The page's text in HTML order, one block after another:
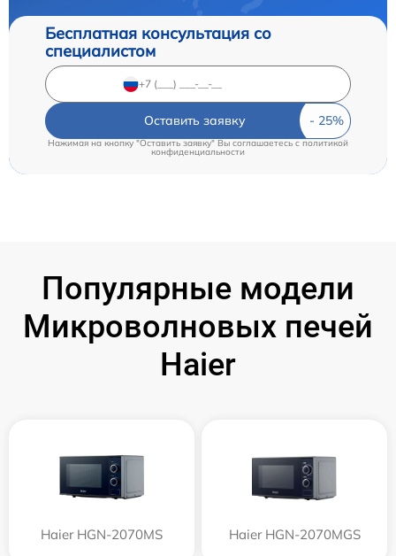
Бесплатная консультация со
специалистом
Оставить заявку
Нажимая на кнопку "Оставить заявку" Вы соглашаетесь cполитикой
конфиденциальности
Популярные модели
Микроволновых печей
Haier
Haier HGN-2070MS Haier HGN-2070MGS